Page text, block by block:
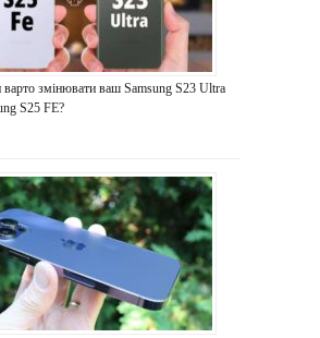
змінювати ваш Samsung S23 Ultra
S25 FE?